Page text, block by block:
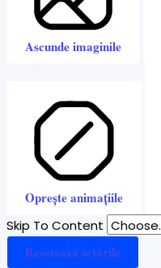
Ascunde imaginile
Oprește animațiile
Skip To Content
Resetează setările